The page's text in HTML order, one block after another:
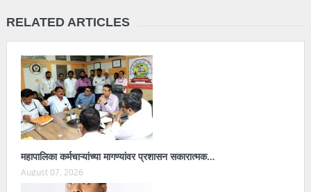
RELATED ARTICLES
महापालिका कर्मचाऱ्यांच्या मागण्यांवर प्रशासन सकारात्मक…
August 07, 2026